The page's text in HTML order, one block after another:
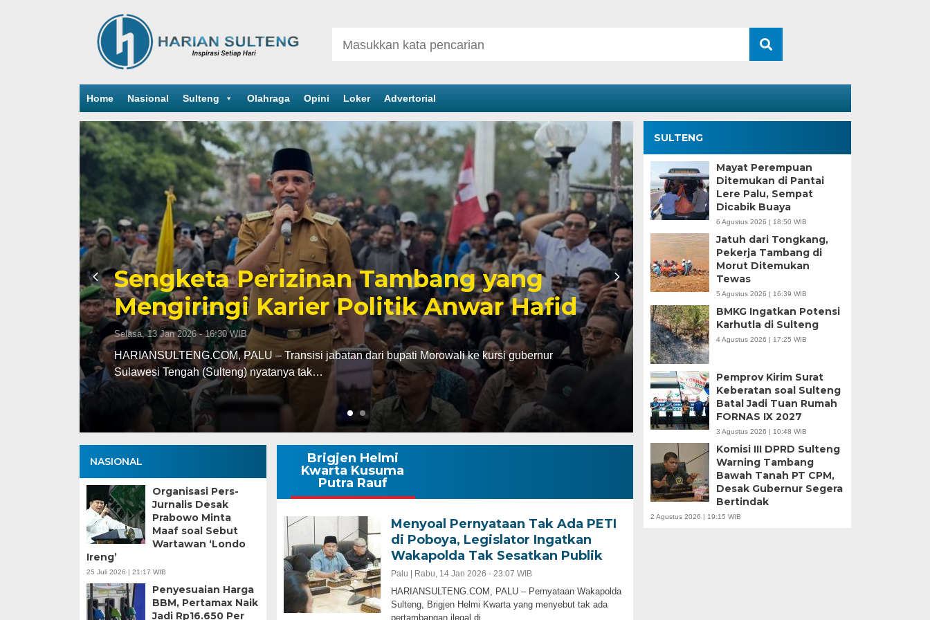
Home Nasional Sulteng Olahraga Opini Loker Advertorial
Sengketa Perizinan Tambang yang
Mengiringi Karier Politik Anwar Hafid
Selasa, 13 Jan 2026 - 16:30 WIB
HARIANSULTENG.COM, PALU – Transisi jabatan dari bupati Morowali ke kursi gubernur
Sulawesi Tengah (Sulteng) nyatanya tak…
Kesaksian Buruh
Industri Nikel di
Minggu, 5 Jan 2025 - 18:59 WIB
HARIANSULTENG.COM, MOROWALI – Industri
punggung ekspor nasional. Mantra hilirisasi terus…
NASIONAL
Organisasi Pers-
Jurnalis Desak
Prabowo Minta
Maaf soal Sebut
Wartawan ‘Londo
Ireng’
25 Juli 2026 | 21:17 WIB
Penyesuaian Harga
BBM, Pertamax Naik
Jadi Rp16.650 Per
Brigjen Helmi
Kwarta Kusuma
Putra Rauf
Menyoal Pernyataan Tak Ada PETI
di Poboya, Legislator Ingatkan
Wakapolda Tak Sesatkan Publik
Palu | Rabu, 14 Jan 2026 - 23:07 WIB
HARIANSULTENG.COM, PALU – Pernyataan Wakapolda
Sulteng, Brigjen Helmi Kwarta yang menyebut tak ada
pertambangan ilegal di…
SULTENG
Mayat Perempuan
Ditemukan di Pantai
Lere Palu, Sempat
Dicabik Buaya
6 Agustus 2026 | 18:50 WIB
Jatuh dari Tongkang,
Pekerja Tambang di
Morut Ditemukan
Tewas
5 Agustus 2026 | 16:39 WIB
BMKG Ingatkan Potensi
Karhutla di Sulteng
4 Agustus 2026 | 17:25 WIB
Pemprov Kirim Surat
Keberatan soal Sulteng
Batal Jadi Tuan Rumah
FORNAS IX 2027
3 Agustus 2026 | 10:48 WIB
Komisi III DPRD Sulteng
Warning Tambang
Bawah Tanah PT CPM,
Desak Gubernur Segera
Bertindak
2 Agustus 2026 | 19:15 WIB